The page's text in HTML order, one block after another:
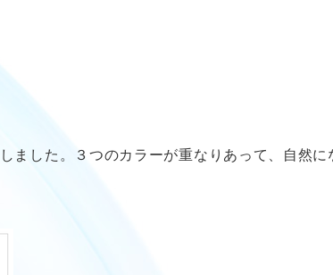
ました。３つのカラーが重なりあって、自然に